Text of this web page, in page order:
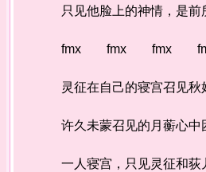
只见他脸上的神情，是前
fmx fmx fmx
灵征在自己的寝宫召见秋
许久未蒙召见的月蘅心中
一人寝宫，只见灵征和荻